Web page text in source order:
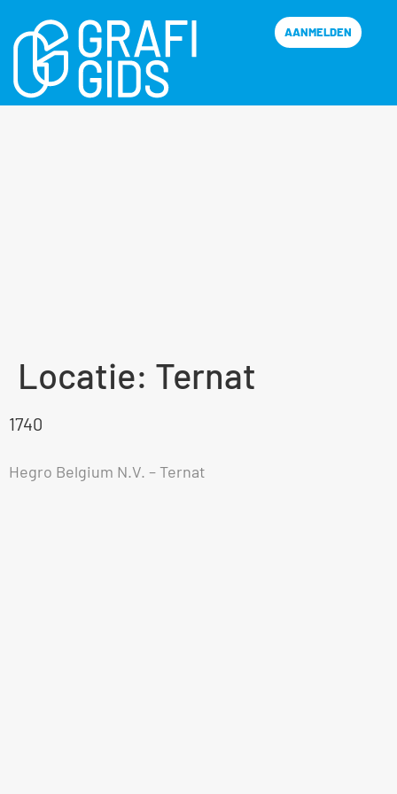
AANMELDEN
Locatie: Ternat
1740
Hegro Belgium N.V. – Ternat